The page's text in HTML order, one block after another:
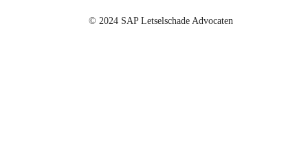
© 2024 SAP Letselschade Advocaten